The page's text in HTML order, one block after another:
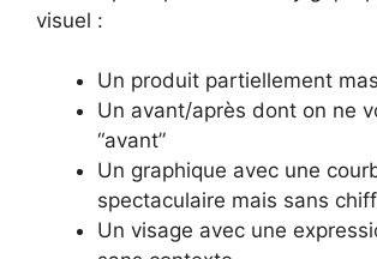
visuel :
Un produit partiellement
Un avant/après dont on ne
“avant”
Un graphique avec une
spectaculaire mais sans
Un visage avec une